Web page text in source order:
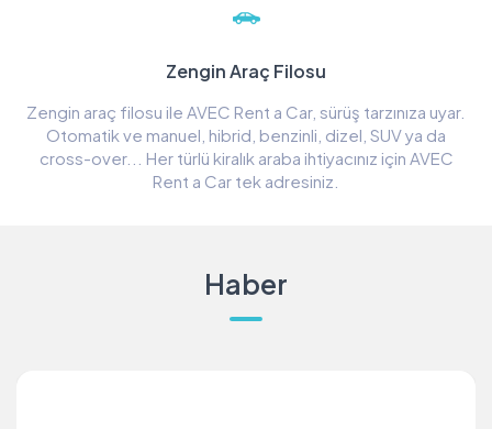
Zengin Araç Filosu
Zengin araç filosu ile AVEC Rent a Car, sürüş tarzınıza uyar.
Otomatik ve manuel, hibrid, benzinli, dizel, SUV ya da
cross-over... Her türlü kiralık araba ihtiyacınız için AVEC
Rent a Car tek adresiniz.
Haber